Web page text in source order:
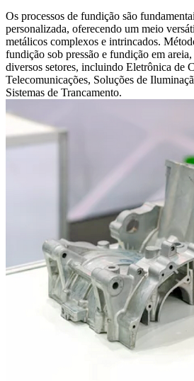
Os processos de fundição são
personalizada, oferecendo um meio
metálicos complexos e intrincados.
fundição sob pressão e fundição em
diversos setores, incluindo Eletrônica de
Telecomunicações, Soluções de
Sistemas de Trancamento.